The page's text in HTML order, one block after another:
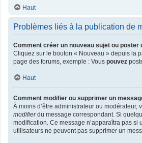
Haut
Problèmes liés à la publication de
Comment créer un nouveau sujet ou poster
Cliquez sur le bouton « Nouveau » depuis la
page des forums, exemple : Vous pouvez
Haut
Comment modifier ou supprimer un
À moins d’être administrateur ou
modifierdu message correspondant. Si
modification. Ce message n’apparaîtra pas
utilisateurs ne peuvent pas supprimer un